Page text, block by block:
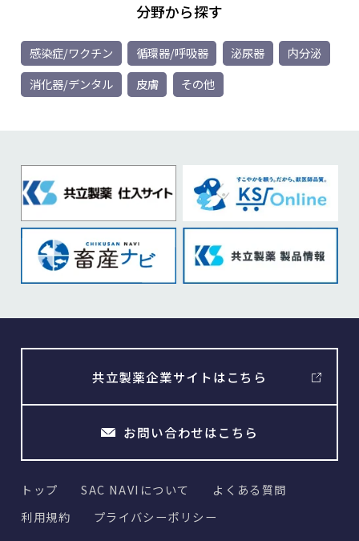
分野から探す
感染症/ワクチン 循環器/呼吸器 泌尿器
内分泌
消化器/デンタル
皮膚 その他
共立製薬企業サイトはこちら
お問い合わせはこちら
トップ SAC NAVIについて
よくある質問
利用規約
プライバシーポリシー